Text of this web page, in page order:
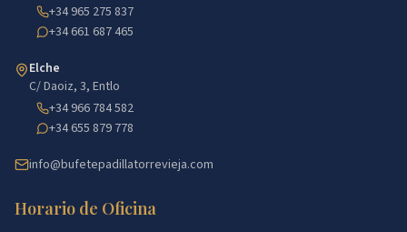
+34 965 275 837
+34 661 687 465
Elche
C/ Daoiz, 3, Entlo
+34 966 784 582
+34 655 879 778
info@bufetepadillatorrevieja.com
Horario de Oficina